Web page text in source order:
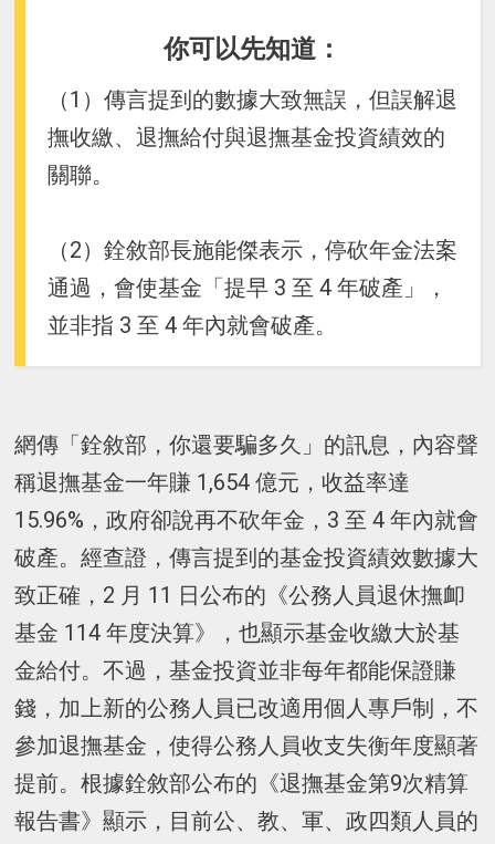
你可以先知道：
（1）傳言提到的數據大致無誤，但誤解退
撫收繳、退撫給付與退撫基金投資績效的
關聯。
（2）銓敘部長施能傑表示，停砍年金法案
通過，會使基金「提早 3 至 4 年破產」，
並非指 3 至 4 年內就會破產。
網傳「銓敘部，你還要騙多久」的訊息，內容聲
稱退撫基金一年賺 1,654 億元，收益率達
15.96%，政府卻說再不砍年金，3 至 4 年內就會
破產。經查證，傳言提到的基金投資績效數據大
致正確，2 月 11 日公布的《公務人員退休撫卹
基金 114 年度決算》，也顯示基金收繳大於基
金給付。不過，基金投資並非每年都能保證賺
錢，加上新的公務人員已改適用個人專戶制，不
參加退撫基金，使得公務人員收支失衡年度顯著
提前。根據銓敘部公布的《退撫基金第9次精算
報告書》顯示，目前公、教、軍、政四類人員的